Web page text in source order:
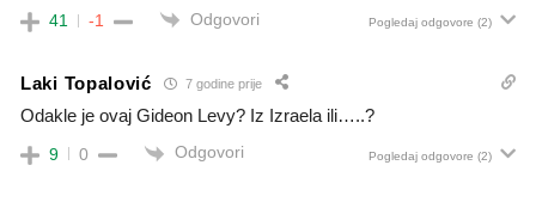
41 -1 Odgovori Pogledaj odgovore (2)
Laki Topalović 7 godine prije
Odakle je ovaj Gideon Levy? Iz Izraela ili…..?
9 0 Odgovori Pogledaj odgovore (2)